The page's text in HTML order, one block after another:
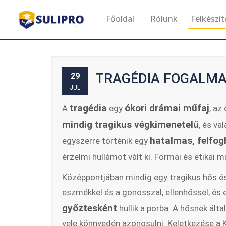
Főoldal Rólunk
29
JUL
TRAGÉDIA
A tragédia egy ókori drámai műfaj, az
mindig tragikus végkimenetelű, és
egyszerre történik egy hatalmas,
érzelmi hullámot vált ki. Formai és etikai
Középpontjában mindig egy tragikus hős
eszmékkel és a gonosszal, ellenhőssel,
győztesként hullik a porba. A hősnek
vele könnyedén azonosulni. Keletkezése a